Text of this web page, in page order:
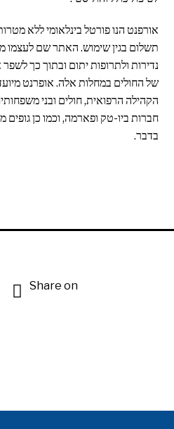
אורפנט הנו פורטל בינלאומי ללא מטרות
תשלום בגין שימוש. האתר שם לעצמו
נדירות ולתרופות יתום ובתוך כך לשפר
של החולים במחלות אלה. אופרנט מיועד
הקהילה הרפואית, חולים ובני
חברות ביו-טק ופארמה, וכמו כן גופים
בדבר.
Share on